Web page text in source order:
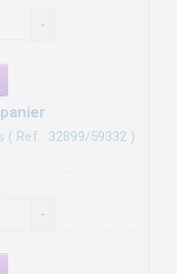
-
( Ref : 32899/59332 )
-